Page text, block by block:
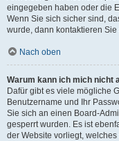
eingegeben haben oder die
Wenn Sie sich sicher sind,
wurde, dann kontaktieren
Nach oben
Warum kann ich mich nicht
Dafür gibt es viele mögliche
Benutzername und Ihr
Sie sich an einen Board-
gesperrt wurden. Es ist
der Website vorliegt,